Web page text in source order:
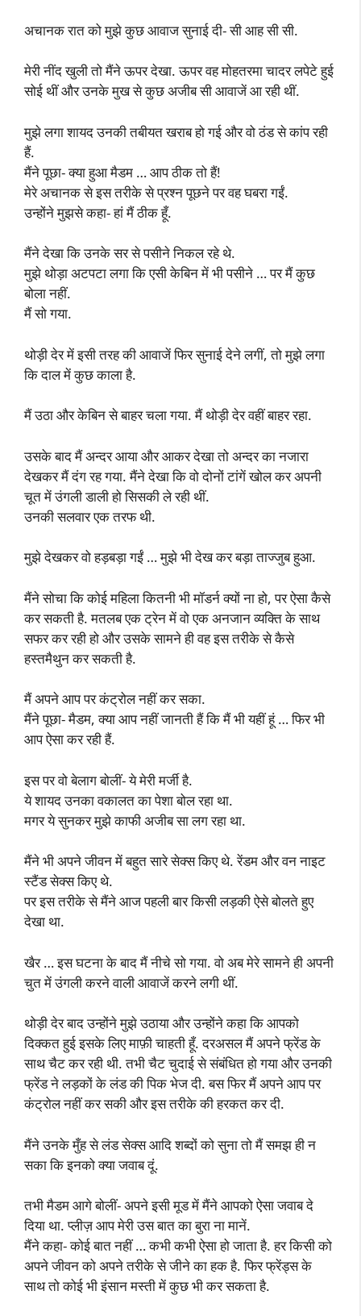
अचानक रात को मुझे कुछ आवाज सुनाई दी- सी आह सी सी.
मेरी नींद खुली तो मैंने ऊपर देखा. ऊपर वह मोहतरमा चादर लपेटे हुई
सोई थीं और उनके मुख से कुछ अजीब सी आवाजें आ रही थीं.
मुझे लगा शायद उनकी तबीयत खराब हो गई और वो ठंड से कांप रही
हैं.
मैंने पूछा- क्या हुआ मैडम … आप ठीक तो हैं!
मेरे अचानक से इस तरीके से प्रश्न पूछने पर वह घबरा गईं.
उन्होंने मुझसे कहा- हां मैं ठीक हूँ.
मैंने देखा कि उनके सर से पसीने निकल रहे थे.
मुझे थोड़ा अटपटा लगा कि एसी केबिन में भी पसीने … पर मैं कुछ
बोला नहीं.
मैं सो गया.
थोड़ी देर में इसी तरह की आवाजें फिर सुनाई देने लगीं, तो मुझे लगा
कि दाल में कुछ काला है.
मैं उठा और केबिन से बाहर चला गया. मैं थोड़ी देर वहीं बाहर रहा.
उसके बाद मैं अन्दर आया और आकर देखा तो अन्दर का नजारा
देखकर मैं दंग रह गया. मैंने देखा कि वो दोनों टांगें खोल कर अपनी
चूत में उंगली डाली हो सिसकी ले रही थीं.
उनकी सलवार एक तरफ थी.
मुझे देखकर वो हड़बड़ा गईं … मुझे भी देख कर बड़ा ताज्जुब हुआ.
मैंने सोचा कि कोई महिला कितनी भी मॉडर्न क्यों ना हो, पर ऐसा कैसे
कर सकती है. मतलब एक ट्रेन में वो एक अनजान व्यक्ति के साथ
सफर कर रही हो और उसके सामने ही वह इस तरीके से कैसे
हस्तमैथुन कर सकती है.
मैं अपने आप पर कंट्रोल नहीं कर सका.
मैंने पूछा- मैडम, क्या आप नहीं जानती हैं कि मैं भी यहीं हूं … फिर भी
आप ऐसा कर रही हैं.
इस पर वो बेलाग बोलीं- ये मेरी मर्जी है.
ये शायद उनका वकालत का पेशा बोल रहा था.
मगर ये सुनकर मुझे काफी अजीब सा लग रहा था.
मैंने भी अपने जीवन में बहुत सारे सेक्स किए थे. रेंडम और वन नाइट
स्टैंड सेक्स किए थे.
पर इस तरीके से मैंने आज पहली बार किसी लड़की ऐसे बोलते हुए
देखा था.
खैर … इस घटना के बाद मैं नीचे सो गया. वो अब मेरे सामने ही अपनी
चुत में उंगली करने वाली आवाजें करने लगी थीं.
थोड़ी देर बाद उन्होंने मुझे उठाया और उन्होंने कहा कि आपको
दिक्कत हुई इसके लिए माफ़ी चाहती हूँ. दरअसल मैं अपने फ्रेंड के
साथ चैट कर रही थी. तभी चैट चुदाई से संबंधित हो गया और उनकी
फ्रेंड ने लड़कों के लंड की पिक भेज दी. बस फिर मैं अपने आप पर
कंट्रोल नहीं कर सकी और इस तरीके की हरकत कर दी.
मैंने उनके मुँह से लंड सेक्स आदि शब्दों को सुना तो मैं समझ ही न
सका कि इनको क्या जवाब दूं.
तभी मैडम आगे बोलीं- अपने इसी मूड में मैंने आपको ऐसा जवाब दे
दिया था. प्लीज़ आप मेरी उस बात का बुरा ना मानें.
मैंने कहा- कोई बात नहीं … कभी कभी ऐसा हो जाता है. हर किसी को
अपने जीवन को अपने तरीके से जीने का हक है. फिर फ्रेंड्स के
साथ तो कोई भी इंसान मस्ती में कुछ भी कर सकता है.